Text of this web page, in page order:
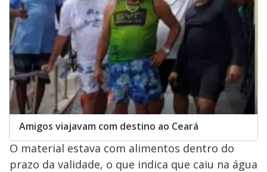
i
d
e
o
Amigos viajavam com destino ao Ceará
O material estava com alimentos dentro do
prazo da validade, o que indica que caiu na água